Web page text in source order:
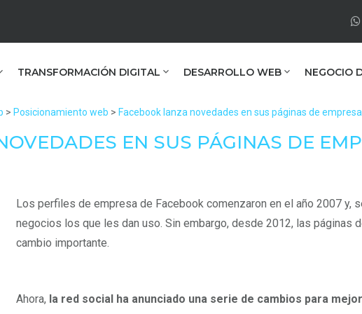
TRANSFORMACIÓN DIGITAL DESARROLLO WEB NEGOCIO
> Posicionamiento web > Facebook lanza novedades en sus páginas de empresa
EN SUS PÁGINAS DE
Los perfiles de empresa de Facebook comenzaron en el año 2007 y,
negocios los que les dan uso. Sin embargo, desde 2012, las páginas
cambio importante.
Ahora, la red social ha anunciado una serie de cambios para